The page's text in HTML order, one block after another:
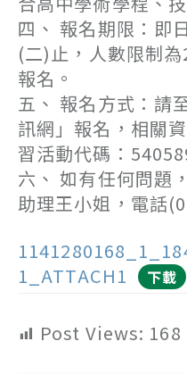
四、 報名期限：即
(二)止，人數限制
報名。
五、 報名方式：請
訊網」報名，相關
習活動代碼：
六、 如有任何問題
助理王小姐，電話
1_ATTACH1
下載
Post Views: 168